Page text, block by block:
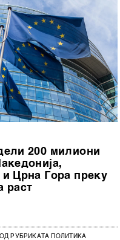
200 милиони
и Црна Гора преку
раст
РУБРИКАТА ПОЛИТИКА